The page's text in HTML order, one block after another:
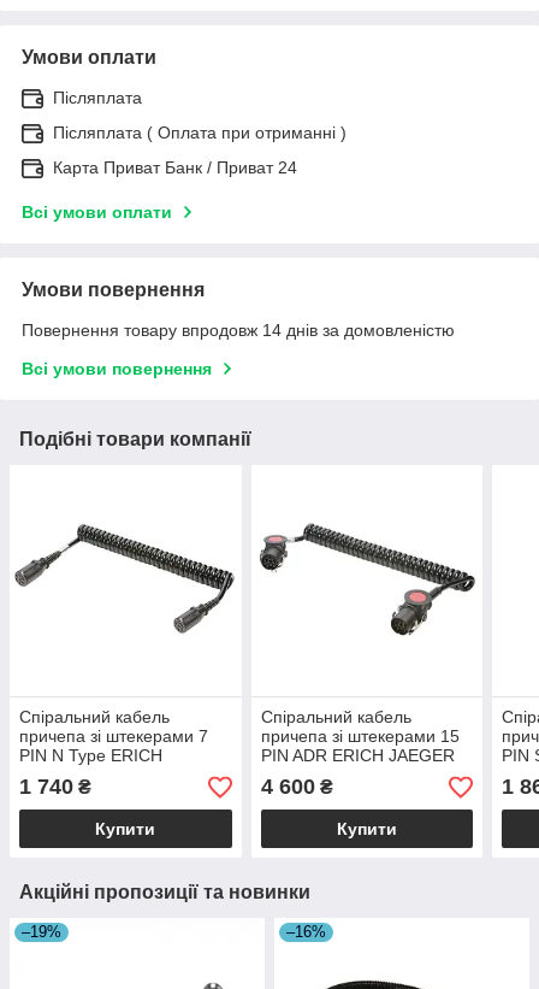
Умови оплати
Післяплата
Післяплата ( Оплата при отриманні )
Карта Приват Банк / Приват 24
Всі умови оплати
Умови повернення
Повернення товару впродовж 14 днів за домовленістю
Всі умови повернення
Подібні товари компанії
Спіральний кабель
причепа зі штекерами 7
PIN N Type ERICH
JAEGER (ISO 1185) 24V
пластик Ø35
1 740 ₴
Купити
Спіральний кабель
причепа зі штекерами 15
PIN ADR ERICH JAEGER
(ISO 12098) 24V
4 600₴
Купити
PIN
1
Акційні пропозиції та новинки
–19% –16%